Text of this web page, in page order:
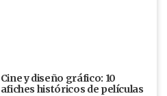
Cine y diseño gráfico: 10
afiches históricos de películas